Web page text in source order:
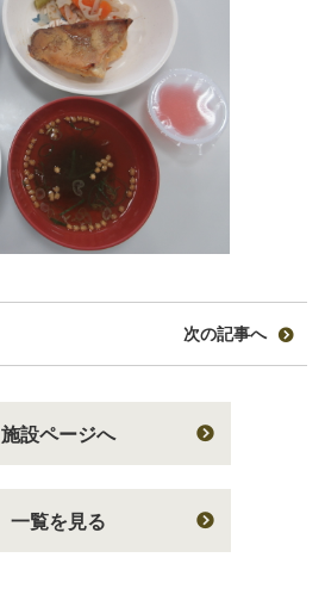
次の記事へ
施設ページへ
一覧を見る